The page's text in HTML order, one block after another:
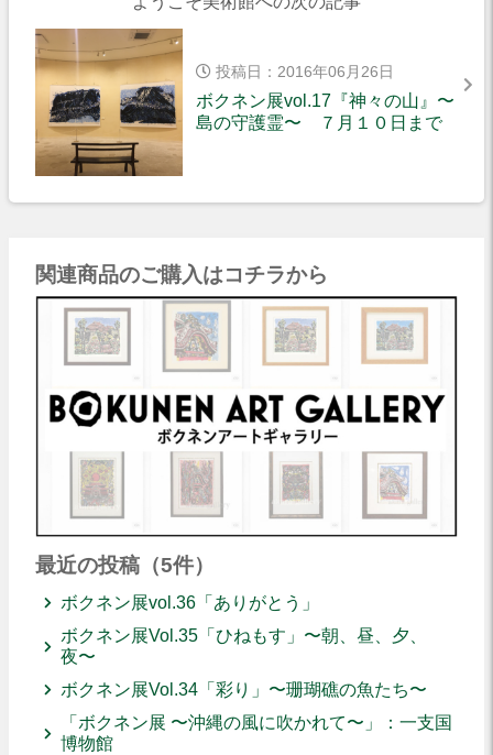
投稿日：2016年06月26日
ボクネン展vol.17『神々の山』〜
島の守護霊〜 ７月１０日まで
関連商品のご購入はコチラから
最近の投稿（5件）
ボクネン展vol.36「ありがとう」
ボクネン展Vol.35「ひねもす」〜朝、昼、夕、
夜〜
ボクネン展Vol.34「彩り」〜珊瑚礁の魚たち〜
「ボクネン展 〜沖縄の風に吹かれて〜」：一支国
博物館